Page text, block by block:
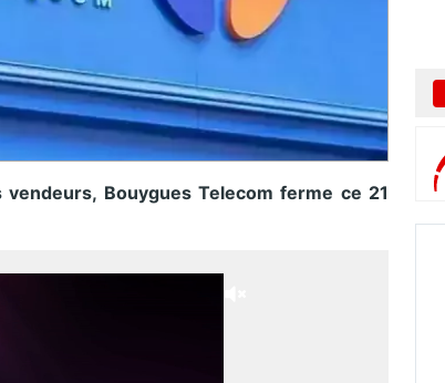
Bouygues Telecom ferme ce 21